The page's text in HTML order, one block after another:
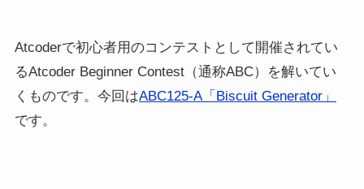
Atcoderで初心者用のコンテストとして開催されてい
るAtcoder Beginner Contest（通称ABC）を解いてい
くものです。今回はABC125-A「Biscuit Generator」
です。